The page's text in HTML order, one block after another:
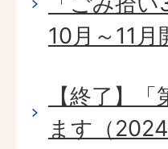
10月～11月
【終了】
ます（